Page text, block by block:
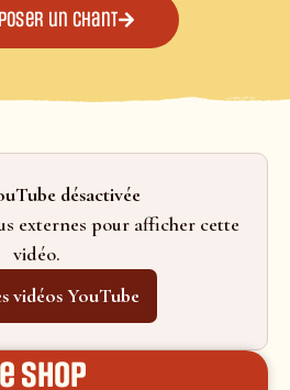
un chant
désactivée
externes pour afficher cette
vidéo.
vidéos YouTube
shop